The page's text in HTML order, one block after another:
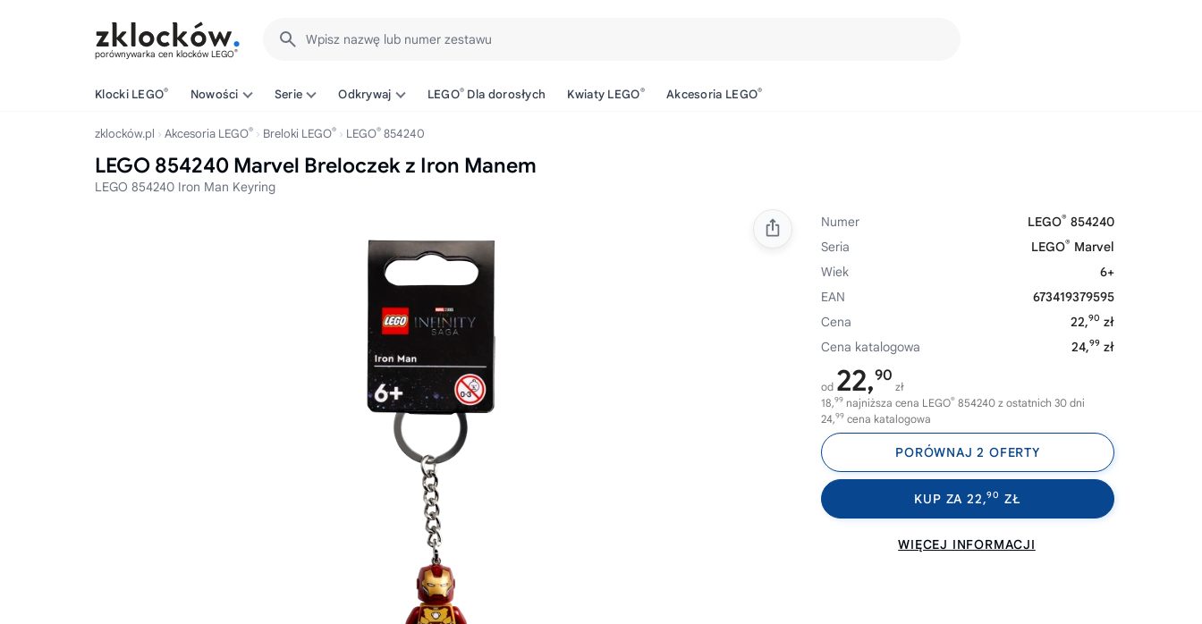
porównywarka cen klocków LEGO®
Wpisz nazwę lub numer zestawu
Klocki LEGO® Nowości Serie Odkrywaj LEGO® Dla dorosłych Kwiaty LEGO® Akcesoria LEGO®
zklocków.pl Akcesoria LEGO® Breloki LEGO® LEGO® 854240
LEGO 854240 Marvel Breloczek z Iron Manem
LEGO 854240 Iron Man Keyring
Numer LEGO® 854240
Seria
LEGO® Marvel
Wiek
6+
EAN
673419379595
Cena
22,90 zł
Cena katalogowa
24,99 zł
od 22,90
zł
18,99 najniższa cena LEGO® 854240 z ostatnich 30 dni
24,99 cena katalogowa
PORÓWNAJ 2 OFERTY
KUP ZA 22,90 ZŁ
WIĘCEJ INFORMACJI